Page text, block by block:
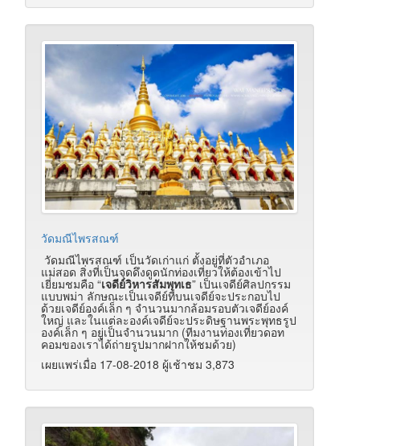
วัดมณีไพรสณฑ์
วัดมณีไพรสณฑ์ เป็นวัดเก่าแก่ ตั้งอยู่ที่ตัวอำเภอ
แม่สอด สิ่งที่เป็นจุดดึงดูดนักท่องเที่ยวให้ต้องเข้าไป
เยี่ยมชมคือ “เจดีย์วิหารสัมพุทเธ” เป็นเจดีย์ศิลปกรรม
แบบพม่า ลักษณะเป็นเจดีย์ที่บนเจดีย์จะประกอบไป
ด้วยเจดีย์องค์เล็ก ๆ จำนวนมากล้อมรอบตัวเจดีย์องค์
ใหญ่ และในแต่ละองค์เจดีย์จะประดิษฐานพระพุทธรูป
องค์เล็ก ๆ อยู่เป็นจำนวนมาก (ทีมงานท่องเที่ยวดอท
คอมของเราได้ถ่ายรูปมากฝากให้ชมด้วย)
เผยแพร่เมื่อ 17-08-2018 ผู้เช้าชม 3,873